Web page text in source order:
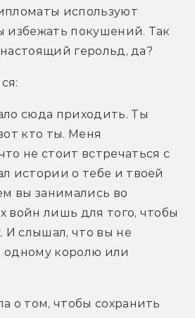
используют
избежать покушений. Так
герольд, да?
сюда приходить. Ты
кто ты. Меня
не стоит встречаться с
истории о тебе и твоей
вы занимались во
войн лишь для того, чтобы
И слышал, что вы не
одному королю или
о том, чтобы сохранить